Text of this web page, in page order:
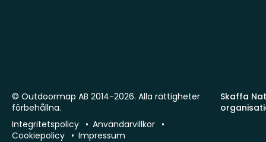
Skaffa
© Outdoormap AB 2014-2026. Alla rättigheter
förbehållna.
Integritetspolicy
Användarvillkor
Cookiepolicy
Impressum